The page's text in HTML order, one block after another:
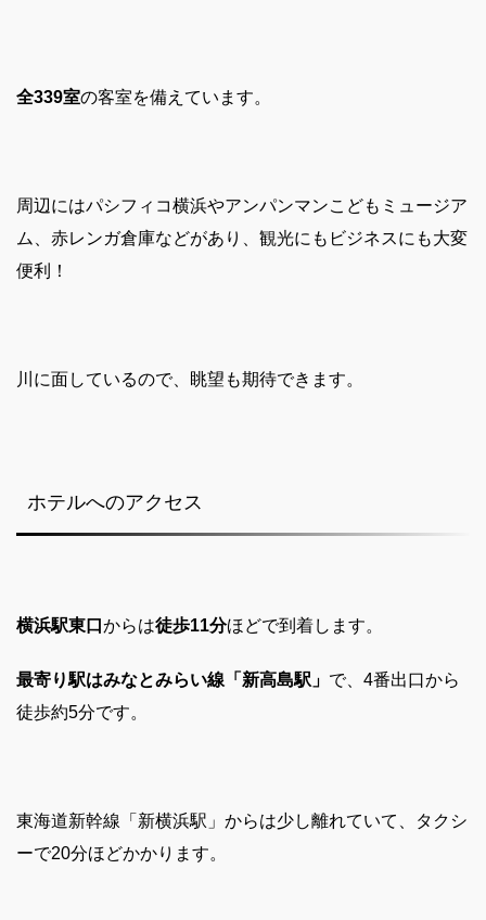
全339室の客室を備えています。
周辺にはパシフィコ横浜やアンパンマンこどもミュージア
ム、赤レンガ倉庫などがあり、観光にもビジネスにも大変
便利！
川に面しているので、眺望も期待できます。
ホテルへのアクセス
横浜駅東口 からは徒歩11分ほどで到着します。
最寄り駅はみなとみらい線「新高島駅」 で、4番出口から
徒歩約5分です。
東海道新幹線「新横浜駅」からは少し離れていて、タクシ
ーで20分ほどかかります。